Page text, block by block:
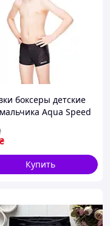
боксеры детские
Aqua Speed
₴
Купить